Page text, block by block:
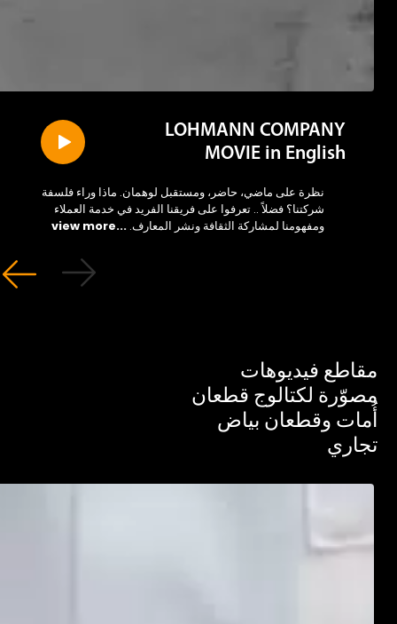
LOHMANN COMPANY
MOVIE in English
نظرة على ماضي، حاضر، ومستقبل لوهمان. ماذا وراء فلسفة
شركتنا؟ فضلاً .. تعرفوا على فريقنا الفريد في خدمة العملاء
ومفهومنا لمشاركة الثقافة ونشر المعارف....view more
فيديوهات
لكتالوج قطعان
وقطعان بياض